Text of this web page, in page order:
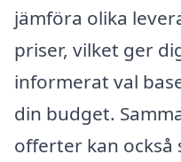
jämföra olika
priser, vilket ger
informerat val
din budget.
offerter kan också